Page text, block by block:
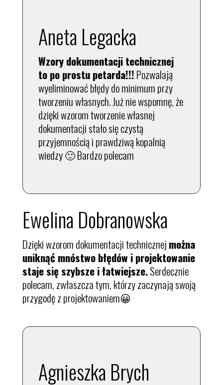
Aneta Legacka
Wzory dokumentacji technicznej
to po prostu petarda!!!Pozwalają
wyeliminować błędy do minimum przy
tworzeniu własnych. Już nie wspomnę, że
dzięki wzorom tworzenie własnej
dokumentacji stało się czystą
przyjemnością i prawdziwą kopalnią
wiedzy 🙂 Bardzo polecam
Ewelina Dobranowska
Dzięki wzorom dokumentacji technicznejmożna
uniknąć mnóstwo błędów i projektowanie
staje się szybsze i łatwiejsze.Serdecznie
polecam, zwłaszcza tym, którzy zaczynają swoją
przygodę z projektowaniem😀
Agnieszka Brych